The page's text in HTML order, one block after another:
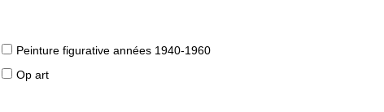
Peinture figurative années 1940-1960
Op art